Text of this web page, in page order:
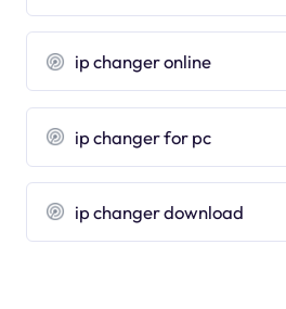
ip changer online
ip changer for pc
ip changer download